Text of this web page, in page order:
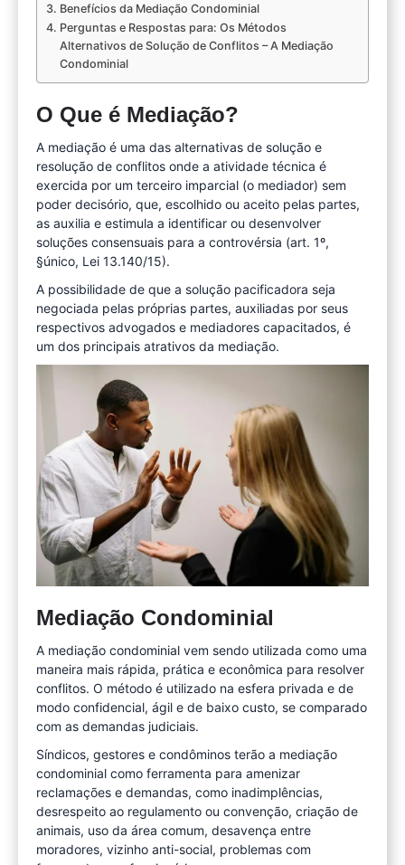
Benefícios da Mediação Condominial
Perguntas e Respostas para: Os Métodos
Alternativos de Solução de Conflitos – A Mediação
Condominial
O Que é Mediação?
A mediação é uma das alternativas de solução e
resolução de conflitos onde a atividade técnica é
exercida por um terceiro imparcial (o mediador) sem
poder decisório, que, escolhido ou aceito pelas partes,
as auxilia e estimula a identificar ou desenvolver
soluções consensuais para a controvérsia (art. 1º,
§único, Lei 13.140/15).
A possibilidade de que a solução pacificadora seja
negociada pelas próprias partes, auxiliadas por seus
respectivos advogados e mediadores capacitados, é
um dos principais atrativos da mediação.
Mediação Condominial
A mediação condominial vem sendo utilizada como uma
maneira mais rápida, prática e econômica para resolver
conflitos. O método é utilizado na esfera privada e de
modo confidencial, ágil e de baixo custo, se comparado
com as demandas judiciais.
Síndicos, gestores e condôminos terão a mediação
condominial como ferramenta para amenizar
reclamações e demandas, como inadimplências,
desrespeito ao regulamento ou convenção, criação de
animais, uso da área comum, desavença entre
moradores, vizinho anti-social, problemas com